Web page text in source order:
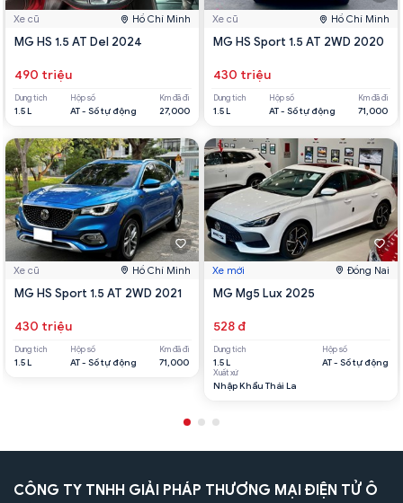
Xe cũ Hồ Chí Minh
MG HS 1.5 AT Del 2024
490 triệu
Dung tích
1.5 L
Hộp số
AT - Số tự động
Km đã đi
27,000
Xe cũ Hồ Chí Minh
MG HS Sport 1.5 AT 2WD 2021
430 triệu
Dung tích
1.5 L
Hộp số
AT - Số tự động
Km đã đi
71,000
Xe cũ Hồ Chí Minh
MG HS Sport 1.5 AT 2WD 2020
430 triệu
Dung tích
1.5 L
Hộp số
AT - Số tự động
Km đã đi
71,000
Xe mới Đồng Nai
MG Mg5 Lux 2025
528 đ
Dung tích
1.5 L
Hộp số
AT - Số tự động
Xuất xứ
Nhập Khẩu Thái La
CÔNG TY TNHH GIẢI PHÁP THƯƠNG MẠI ĐIỆN TỬ Ô